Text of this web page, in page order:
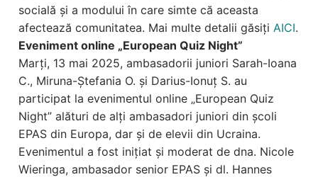
socială și a modului în care simte că aceasta
afectează comunitatea. Mai multe detalii găsiți AICI.
Eveniment online „European Quiz Night”
Marți, 13 mai 2025, ambasadorii juniori Sarah-Ioana
C., Miruna-Ștefania O. și Darius-Ionuț S. au
participat la evenimentul online „European Quiz
Night” alături de alți ambasadori juniori din școli
EPAS din Europa, dar și de elevii din Ucraina.
Evenimentul a fost inițiat și moderat de dna. Nicole
Wieringa, ambasador senior EPAS și dl. Hannes